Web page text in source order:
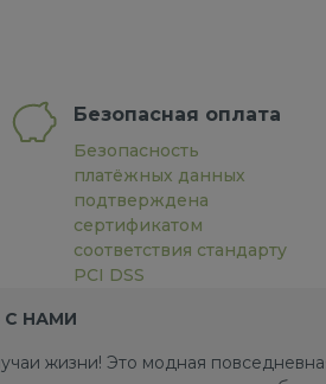
Безопасная оплата
Безопасность
платёжных данных
подтверждена
сертификатом
соответствия стандарту
PCI DSS
С НАМИ
жизни! Это модная